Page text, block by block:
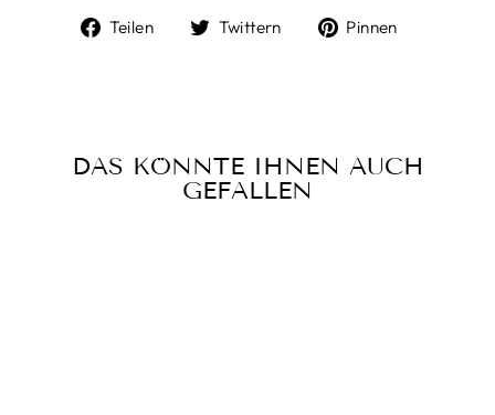
Teilen
Auf
Twittern
Auf
Pinnen
DAS KÖNNTE IHNEN AUCH
GEFALLEN